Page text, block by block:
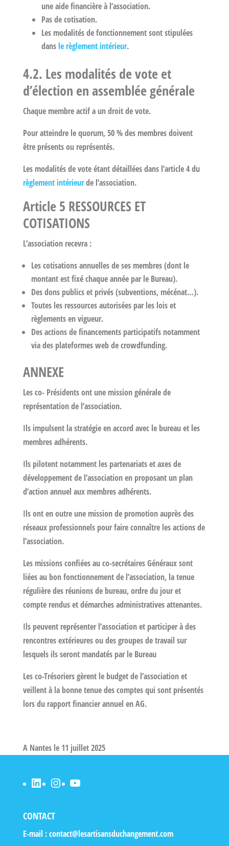
une aide financière à l’association.
Pas de cotisation.
Les modalités de fonctionnement sont stipulées
dansle règlement intérieur.
4.2. Les modalités de vote et
d’élection en assemblée générale
Chaque membre actif a un droit de vote.
Pour atteindre le quorum, 50 % des membres doivent
être présents ou représentés.
Les modalités de vote étant détaillées dans l’article 4 du
règlement intérieurde l’association.
Article 5 RESSOURCES ET
COTISATIONS
L’association recevra :
Les cotisations annuelles de ses membres (dont le
montant est fixé chaque année par le Bureau).
Des dons publics et privés (subventions, mécénat…).
Toutes les ressources autorisées par les lois et
règlements en vigueur.
Des actions de financements participatifs notamment
via des plateformes web de crowdfunding.
ANNEXE
Les co- Présidents ont une mission générale de
représentation de l’association.
Ils impulsent la stratégie en accord avec le bureau et les
membres adhérents.
Ils pilotent notamment les partenariats et axes de
développement de l’association en proposant un plan
d’action annuel aux membres adhérents.
Ils ont en outre une mission de promotion auprès des
réseaux professionnels pour faire connaître les actions de
l’association.
Les missions confiées au co-secrétaires Généraux sont
liées au bon fonctionnement de l’association, la tenue
régulière des réunions de bureau, ordre du jour et
compte rendus et démarches administratives attenantes.
Ils peuvent représenter l’association et participer à des
rencontres extérieures ou des groupes de travail sur
lesquels ils seront mandatés par le Bureau
Les co-Trésoriers gèrent le budget de l’association et
veillent à la bonne tenue des comptes qui sont présentés
lors du rapport financier annuel en AG.
A Nantes le 11 juillet 2025
LinkedInInstagram
YouTube
CONTACT
E-mail :contact@lesartisansduchangement.com